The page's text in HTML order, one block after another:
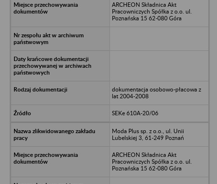
ARCHEON Składnica Akt
Pracowniczych Spółka z o.o. ul.
Poznańska 15 62-080 Góra
dokumentacja osobowo-płacowa z
lat 2004-2008
SEKe 610A-20/06
Moda Plus sp. z o.o., ul. Unii
Lubelskiej 3, 61-249 Poznań
ARCHEON Składnica Akt
Pracowniczych Spółka z o.o. ul.
Poznańska 15 62-080 Góra